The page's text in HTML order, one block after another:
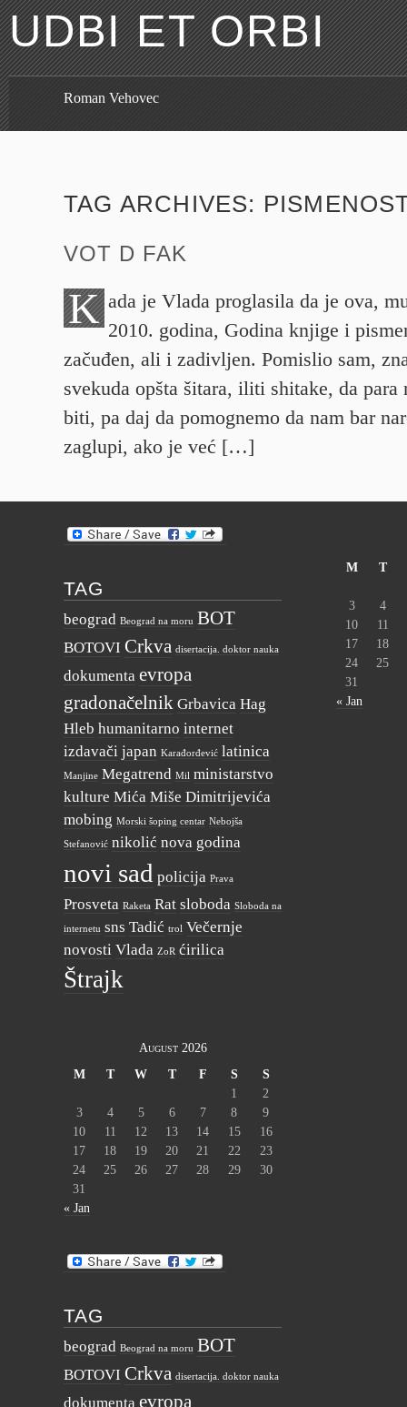
UDBI ET ORBI
Roman Vehovec
TAG ARCHIVES:
VOT D FAK
K ada je Vlada proglasila da je ova,
2010. godina, Godina knjige i
začuđen, ali i zadivljen. Pomislio sam,
svekuda opšta šitara, iliti shitake, da para
biti, pa daj da pomognemo da nam bar
zaglupi, ako je već […]
TAG
beograd Beograd na moru BOT
BOTOVI Crkva disertacija. doktor nauka
dokumenta evropa
gradonačelnik Grbavica Hag
Hleb humanitarno internet
izdavači japan Karađorđević latinica
Manjine Megatrend Mil ministarstvo
kulture Mića Miše Dimitrijevića
mobing Morski šoping centar Nebojša
Stefanović nikolić nova godina
novi sad policija Prava
Prosveta Raketa Rat sloboda Sloboda na
internetu sns Tadić trol Večernje
novosti Vlada ZoR ćirilica
Štrajk
August 2026
M
T W T F S
S
1
2
3
4 5 6 7 8
9
10
11 12 13 14 15
16
17
18 19 20 21 22
23
24
25 26 27 28 29
30
31
« Jan
TAG
beograd Beograd na moru BOT
BOTOVI Crkva disertacija. doktor nauka
dokumenta evropa
M T
3
4
10
11
17
18
24
25
31
« Jan